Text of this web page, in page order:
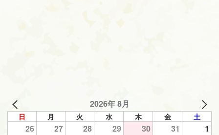
2026年 8月
日 月 火 水 木 金 土
26 27 28 29 30 31 1